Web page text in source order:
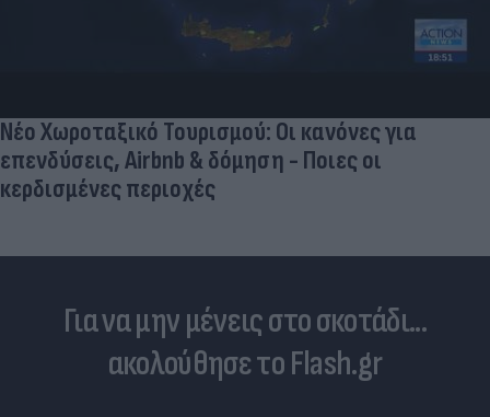
Νέο Χωροταξικό Τουρισμού: Οι κανόνες για
επενδύσεις, Airbnb & δόμηση - Ποιες οι
κερδισμένες περιοχές
Για να μην μένεις στο σκοτάδι...
ακολούθησε το Flash.gr